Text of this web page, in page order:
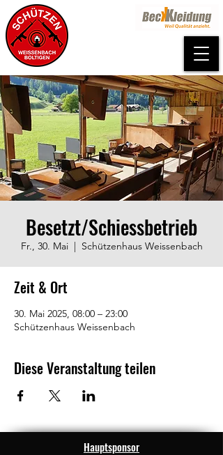
Besetzt/Schiessbetrieb
Fr., 30. Mai
  |
Schützenhaus Weissenbach
Zeit & Ort
30. Mai 2025, 08:00 – 23:00
Schützenhaus Weissenbach
Diese Veranstaltung teilen
Hauptsponsor